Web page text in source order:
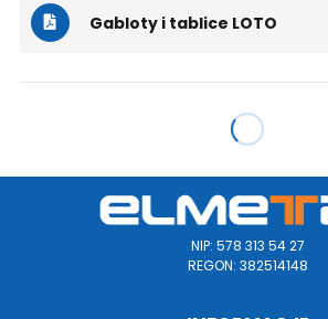
Gabloty i tablice LOTO
NIP: 578 313 54 27
REGON: 382514148